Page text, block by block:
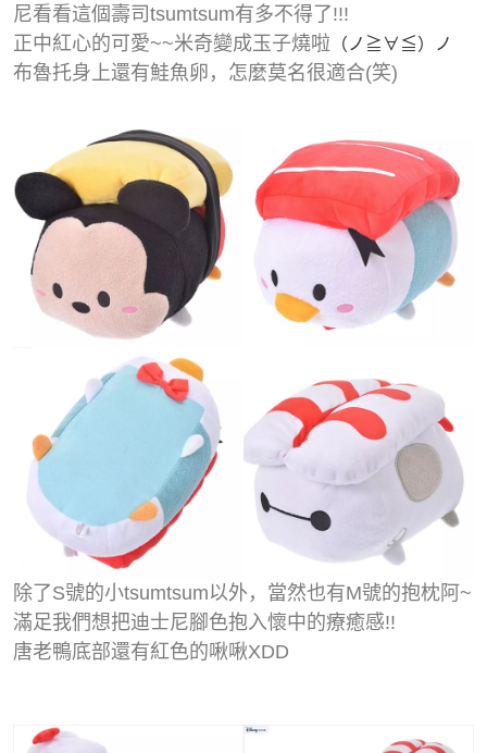
尼看看這個壽司tsumtsum有多不得了!!!
正中紅心的可愛~~米奇變成玉子燒啦 （ノ≧∀≦）ノ
布魯托身上還有鮭魚卵，怎麼莫名很適合(笑)
除了S號的小tsumtsum以外，當然也有M號的抱枕阿~
滿足我們想把迪士尼腳色抱入懷中的療癒感!!
唐老鴨底部還有紅色的啾啾XDD